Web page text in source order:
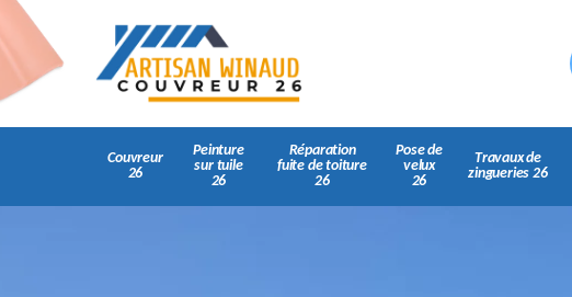
Couvreur
26
Peinture
sur tuile
26
Réparation
fuite de toiture
26
Pose de
velux
26
Travaux de
zingueries 26